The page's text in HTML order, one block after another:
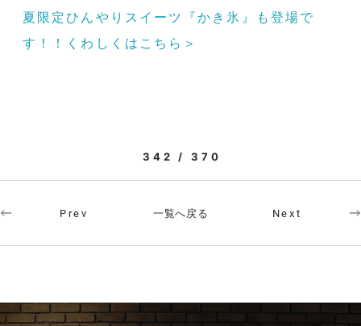
夏限定ひんやりスイーツ『かき氷』も登場で
す！！くわしくはこちら＞
342 / 370
Prev 一覧へ戻る Next